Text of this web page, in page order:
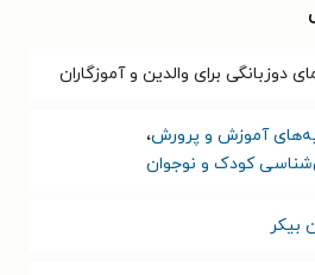
دوزبانگی برای والدین و آموزگاران
آموزش و پرورش،
کودک و نوجوان
بیکر